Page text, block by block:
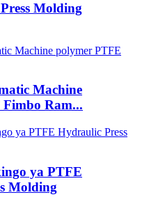
Molding
Machine
Ram...
ya PTFE
Molding